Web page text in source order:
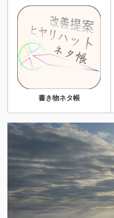
書き物ネタ帳